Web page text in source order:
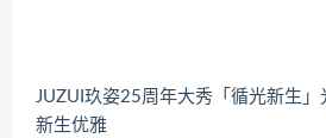
JUZUI玖姿25周年大秀「循光新生」
新生优雅